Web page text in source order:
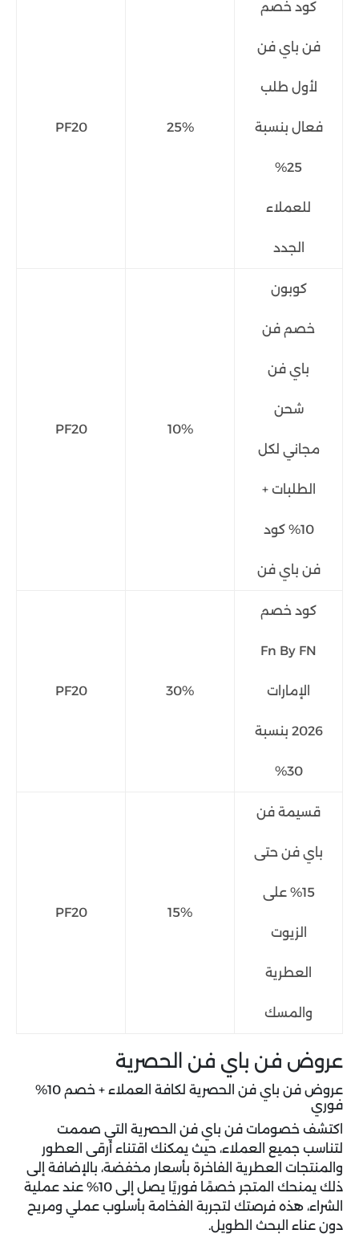
كود خصم
فن باي فن
لأول طلب
فعال بنسبة
25%
للعملاء
الجدد
25%
PF20
كوبون
خصم فن
باي فن
شحن
مجاني لكل
الطلبات +
10% كود
فن باي فن
10%
PF20
كود خصم
Fn By FN
الإمارات
2026 بنسبة
30%
30%
PF20
قسيمة فن
باي فن حتى
15% على
الزيوت
العطرية
والمسك
15%
PF20
عروض فن باي فن الحصرية
عروض فن باي فن الحصرية لكافة العملاء + خصم 10%
فوري
اكتشف خصومات فن باي فن الحصرية التي صممت
لتناسب جميع العملاء، حيث يمكنك اقتناء أرقى العطور
والمنتجات العطرية الفاخرة بأسعار مخفضة، بالإضافة إلى
ذلك يمنحك المتجر خصمًا فوريًا يصل إلى 10% عند عملية
الشراء، هذه فرصتك لتجربة الفخامة بأسلوب عملي ومريح
دون عناء البحث الطويل.